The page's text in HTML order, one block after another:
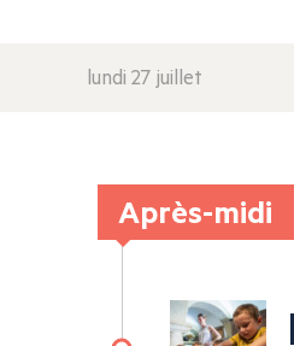
lundi 27 juillet
Après-midi